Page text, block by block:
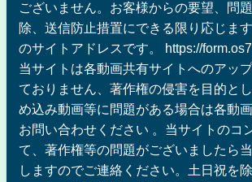
ございません。お客様からの要望、問
除、送信防止措置にできる限り応じま
のサイトアドレスです。 https://
当サイトは各動画共有サイトへのアッ
ておりません、著作権の侵害を目的と
め込み動画等に問題がある場合は各動
お問い合わせください 。当サイトのコ
て、著作権等の問題がございましたら
しますのでご連絡ください。土日祝を